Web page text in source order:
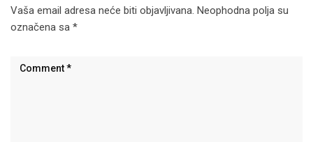
Vaša email adresa neće biti objavljivana. Neophodna polja su
označena sa *